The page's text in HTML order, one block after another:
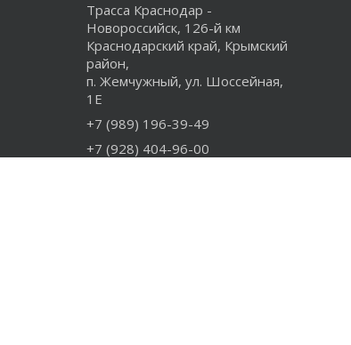
Трасса Краснодар -
Новороссийск, 126-й км
Краснодарский край, Крымский
район,
п. Жемчужный, ул. Шоссейная,
1Е
+7 (989) 196-39-49
+7 (928) 404-96-00